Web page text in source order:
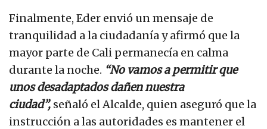
Finalmente, Eder envió un mensaje de
tranquilidad a la ciudadanía y afirmó que la
mayor parte de Cali permanecía en calma
durante la noche. “No vamos a permitir que
unos desadaptados dañen nuestra
ciudad”, señaló el Alcalde, quien aseguró que la
instrucción a las autoridades es mantener el